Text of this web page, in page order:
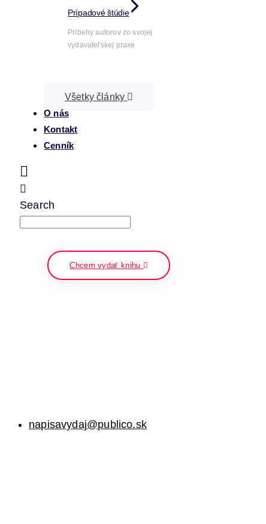
Prípadové štúdie
Príbehy autorov zo svojej
vydavateľskej praxe
Všetky články
O nás
Kontakt
Cenník
Search
Chcem vydať knihu
napisavydaj@publico.sk